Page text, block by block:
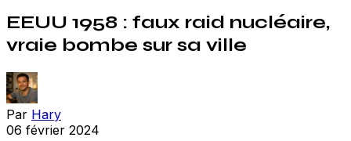
EEUU 1958 : faux raid nucléaire,
vraie bombe sur sa ville
Par Hary
06 février 2024